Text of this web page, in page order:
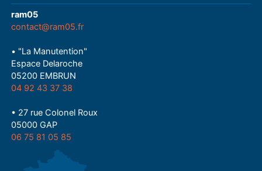
ram05
contact@ram05.fr
• "La Manutention"
Espace Delaroche
05200 EMBRUN
04 92 43 37 38
• 27 rue Colonel Roux
05000 GAP
06 75 81 05 85